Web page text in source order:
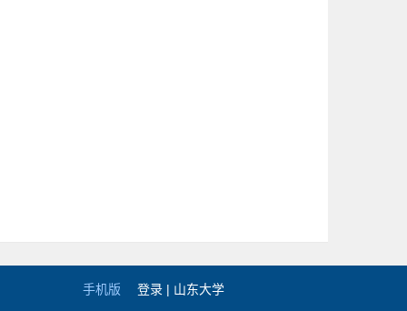
手机版 登录 | 山东大学